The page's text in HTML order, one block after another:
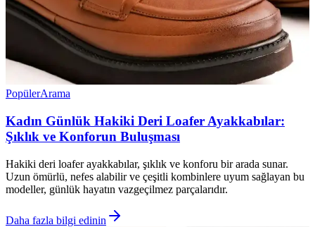
PopülerArama
Kadın Günlük Hakiki Deri Loafer Ayakkabılar:
Şıklık ve Konforun Buluşması
Hakiki deri loafer ayakkabılar, şıklık ve konforu bir arada sunar.
Uzun ömürlü, nefes alabilir ve çeşitli kombinlere uyum sağlayan bu
modeller, günlük hayatın vazgeçilmez parçalarıdır.
Daha fazla bilgi edinin